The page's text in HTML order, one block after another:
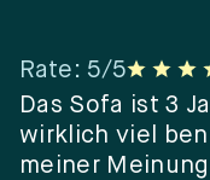
Das Sofa ist 3
wirklich viel
meiner
Rate: 5/5